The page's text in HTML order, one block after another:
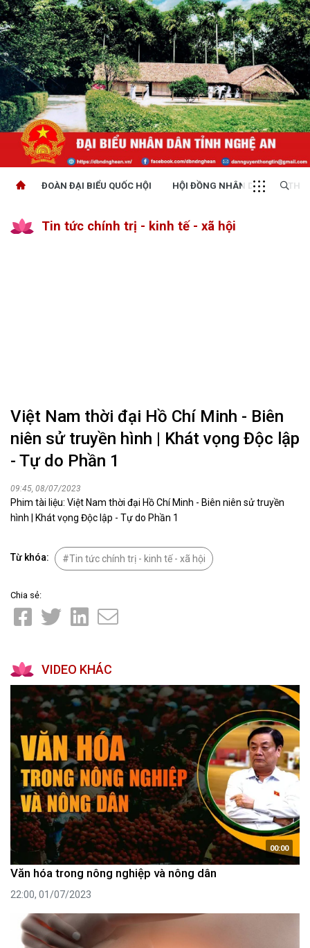
ĐOÀN ĐẠI BIỂU QUỐC HỘI HỘI ĐỒNG NHÂN DÂN
Tin tức chính trị - kinh tế - xã hội
Việt Nam thời đại Hồ Chí Minh - Biên
niên sử truyền hình | Khát vọng Độc lập
- Tự do Phần 1
09:45, 08/07/2023
Phim tài liệu: Việt Nam thời đại Hồ Chí Minh - Biên niên sử truyền
hình | Khát vọng Độc lập - Tự do Phần 1
Từ khóa: Tin tức chính trị - kinh tế - xã hội
Chia sẻ:
VIDEO KHÁC
00:00
Văn hóa trong nông nghiệp và nông dân
22:00, 01/07/2023